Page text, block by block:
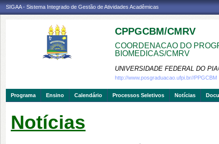
SIGAA - Sistema Integrado de Gestão de Atividades Acadêmicas
CPPGCBM/CMRV
COORDENACAO DO
BIOMEDICAS/CMRV
UNIVERSIDADE FEDERAL DO
http://www.posgraduacao.ufpi.br//PPGCBM
Programa Ensino Calendário Processos Seletivos Notícias
Notícias